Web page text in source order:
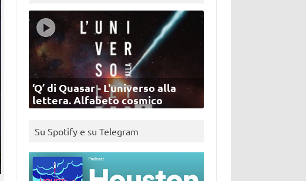
‘Q’ di Quasar - L'universo alla
lettera. Alfabeto cosmico
Su Spotify e su Telegram